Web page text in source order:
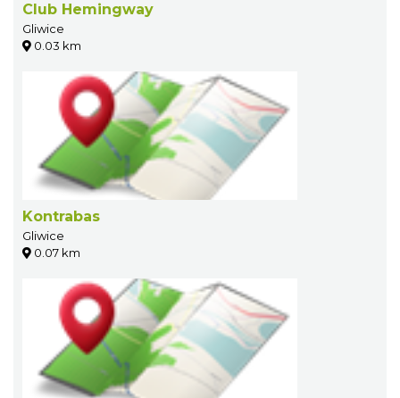
Club Hemingway
Gliwice
0.03 km
Kontrabas
Gliwice
0.07 km